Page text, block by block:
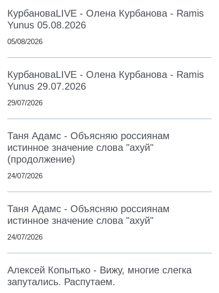
КурбановаLIVE - Олена Курбанова - Ramis
Yunus 05.08.2026
05/08/2026
КурбановаLIVE - Олена Курбанова - Ramis
Yunus 29.07.2026
29/07/2026
Таня Адамс - Объясняю россиянам
истинное значение слова "ахуй"
(продолжение)
24/07/2026
Таня Адамс - Объясняю россиянам
истинное значение слова "ахуй"
24/07/2026
Алексей Копытько - Вижу, многие слегка
запутались. Распутаем.